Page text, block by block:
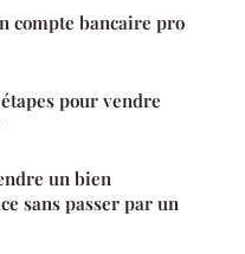
compte bancaire pro
pour vendre
un bien
sans passer par un